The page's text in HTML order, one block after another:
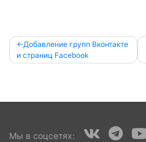
Навигация
по
Добавление групп Вконтакте
и страниц Facebook
Мы в соцсетях: